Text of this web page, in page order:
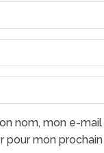
nom, mon e-
pour mon